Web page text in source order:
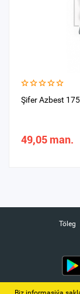
Şifer Azbest
49,05 man.
Töleg